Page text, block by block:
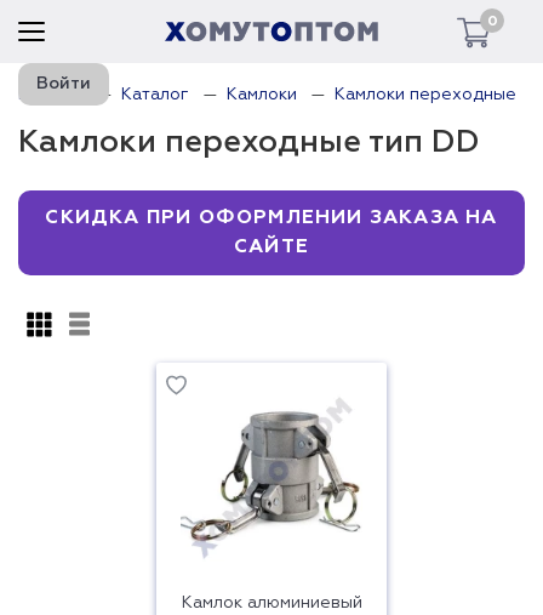
0
Войти
Главная Каталог Камлоки Камлоки переходные
Камлоки переходные тип DD
СКИДКА ПРИ ОФОРМЛЕНИИ ЗАКАЗА НА
САЙТЕ
Камлок алюминиевый